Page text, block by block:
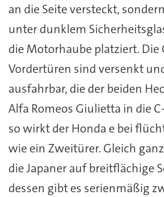
an die Seite versteckt,
unter dunklem
die Motorhaube platziert. Die
Vordertüren sind versenkt
ausfahrbar, die der beiden
Alfa Romeos Giulietta in die
so wirkt der Honda e bei
wie ein Zweitürer. Gleich
die Japaner auf breitflächige
dessen gibt es serienmäßig